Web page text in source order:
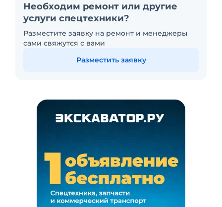
Необходим ремонт или другие
услуги спецтехники?
Разместите заявку на ремонт и менеджеры
сами свяжутся с вами
Разместить заявку